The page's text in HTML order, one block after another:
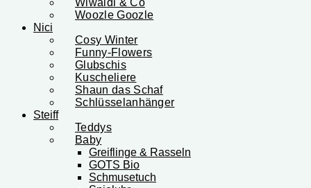
Wiwaldi & Co
Woozle Goozle
Nici
Cosy Winter
Funny-Flowers
Glubschis
Kuscheliere
Shaun das Schaf
Schlüsselanhänger
Steiff
Teddys
Baby
Greiflinge & Rasseln
GOTS Bio
Schmusetuch